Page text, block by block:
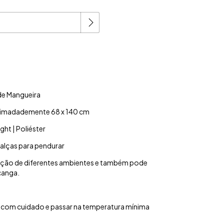
Mangueira
68 x 140 cm
| Poliéster
para pendurar
de diferentes ambientes e também pode
com cuidado e passar na temperatura mínima